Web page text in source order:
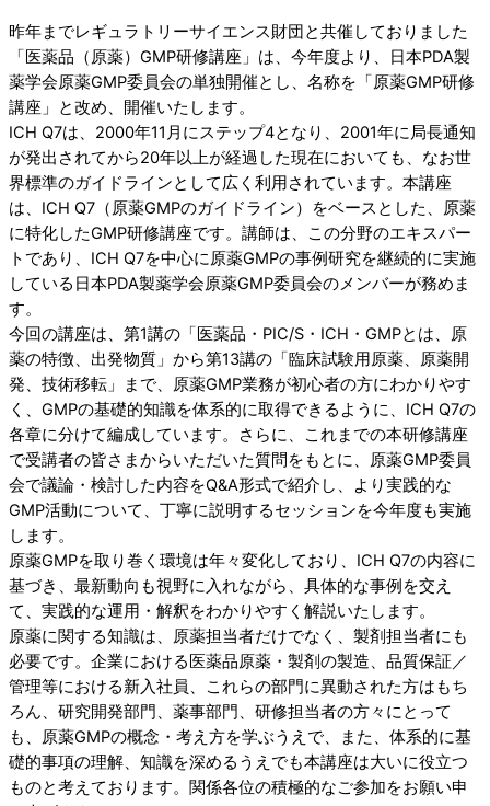
昨年までレギュラトリーサイエンス財団と共催しておりました
「医薬品（原薬）GMP研修講座」は、今年度より、日本PDA製
薬学会原薬GMP委員会の単独開催とし、名称を「原薬GMP研修
講座」と改め、開催いたします。
ICH Q7は、2000年11月にステップ4となり、2001年に局長通知
が発出されてから20年以上が経過した現在においても、なお世
界標準のガイドラインとして広く利用されています。本講座
は、ICH Q7（原薬GMPのガイドライン）をベースとした、原薬
に特化したGMP研修講座です。講師は、この分野のエキスパー
トであり、ICH Q7を中心に原薬GMPの事例研究を継続的に実施
している日本PDA製薬学会原薬GMP委員会のメンバーが務めま
す。
今回の講座は、第1講の「医薬品・PIC/S・ICH・GMPとは、原
薬の特徴、出発物質」から第13講の「臨床試験用原薬、原薬開
発、技術移転」まで、原薬GMP業務が初心者の方にわかりやす
く、GMPの基礎的知識を体系的に取得できるように、ICH Q7の
各章に分けて編成しています。さらに、これまでの本研修講座
で受講者の皆さまからいただいた質問をもとに、原薬GMP委員
会で議論・検討した内容をQ&A形式で紹介し、より実践的な
GMP活動について、丁寧に説明するセッションを今年度も実施
します。
原薬GMPを取り巻く環境は年々変化しており、ICH Q7の内容に
基づき、最新動向も視野に入れながら、具体的な事例を交え
て、実践的な運用・解釈をわかりやすく解説いたします。
原薬に関する知識は、原薬担当者だけでなく、製剤担当者にも
必要です。企業における医薬品原薬・製剤の製造、品質保証／
管理等における新入社員、これらの部門に異動された方はもち
ろん、研究開発部門、薬事部門、研修担当者の方々にとって
も、原薬GMPの概念・考え方を学ぶうえで、また、体系的に基
礎的事項の理解、知識を深めるうえでも本講座は大いに役立つ
ものと考えております。関係各位の積極的なご参加をお願い申